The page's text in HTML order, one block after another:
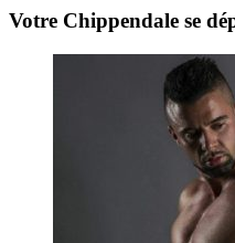
Votre Chippendale se